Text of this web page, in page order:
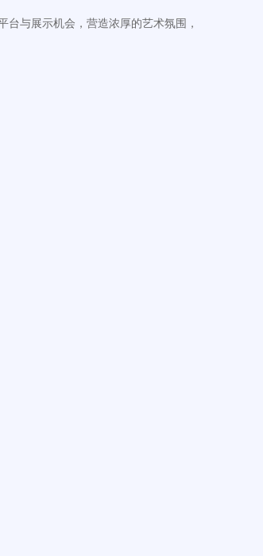
与展示机会，营造浓厚的艺术氛围，